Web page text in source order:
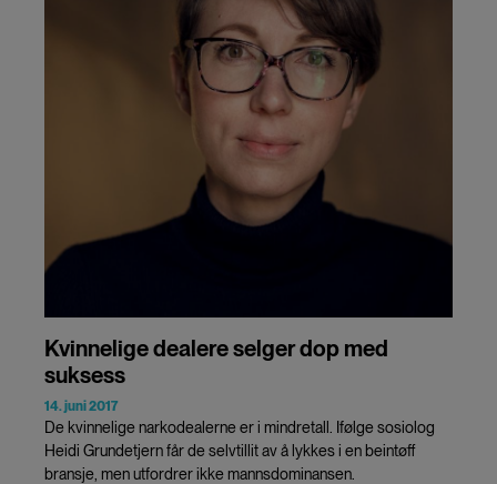
Kvinnelige dealere selger dop med
suksess
14. juni 2017
De kvinnelige narkodealerne er i mindretall. Ifølge sosiolog
Heidi Grundetjern får de selvtillit av å lykkes i en beintøff
bransje, men utfordrer ikke mannsdominansen.